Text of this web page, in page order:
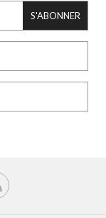
S'ABONNER